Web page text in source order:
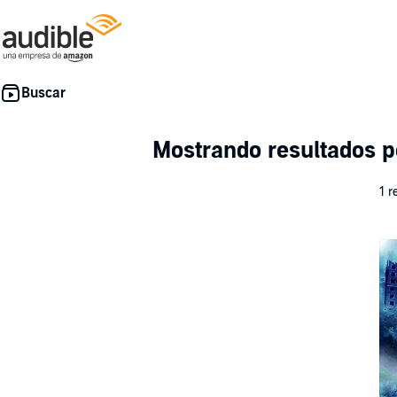
Mostrando resultados
1